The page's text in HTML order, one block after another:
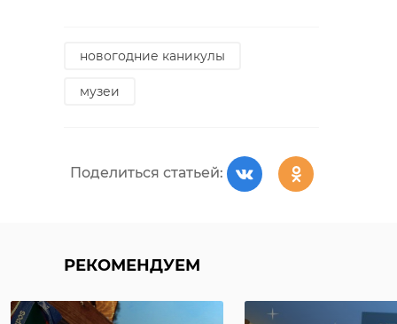
новогодние каникулы
музеи
Поделиться статьей:
РЕКОМЕНДУЕМ